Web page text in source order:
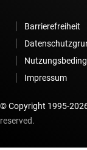
Barrierefreiheit
Impressum
© Copyright 1995-
reserved.